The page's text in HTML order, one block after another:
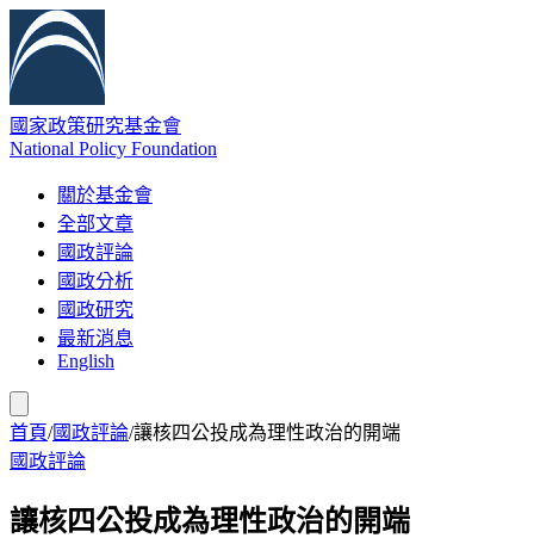
國家政策研究基金會
National Policy Foundation
關於基金會
全部文章
國政評論
國政分析
國政研究
最新消息
English
首頁/國政評論/讓核四公投成為理性政治的開端
國政評論
讓核四公投成為理性政治的開端